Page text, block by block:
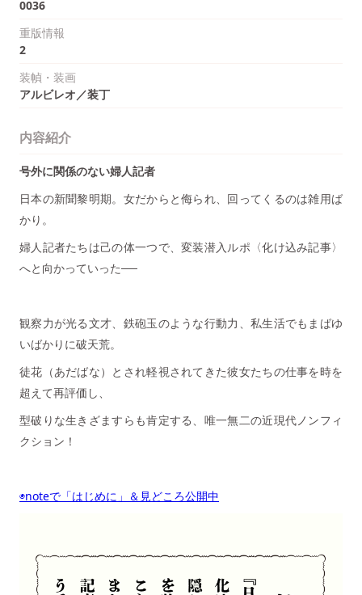
0036
重版情報
2
装幀・装画
アルビレオ／装丁
内容紹介
号外に関係のない婦人記者
日本の新聞黎明期。女だからと侮られ、回ってくるのは雑用ば
かり。
婦人記者たちは己の体一つで、変装潜入ルポ〈化け込み記事〉
へと向かっていった──
観察力が光る文才、鉄砲玉のような行動力、私生活でもまばゆ
いばかりに破天荒。
徒花（あだばな）とされ軽視されてきた彼女たちの仕事を時を
超えて再評価し、
型破りな生きざますらも肯定する、唯一無二の近現代ノンフィ
クション！
◉noteで「はじめに」＆見どころ公開中